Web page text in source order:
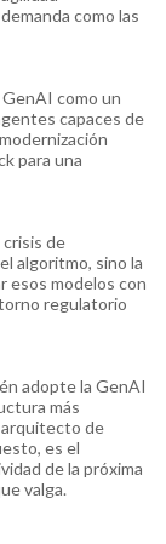
como las
como un
capaces de
para una
de
algoritmo, sino la
esos modelos con
regulatorio
adopte la GenAI
más
arquitecto de
es el
de la próxima
valga.